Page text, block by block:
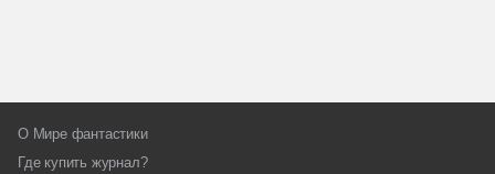
О Мире фантастики
Где купить журнал?